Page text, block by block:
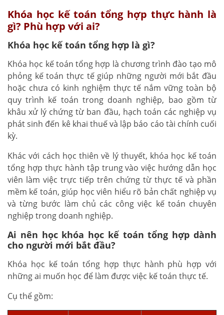
Khóa học kế toán tổng hợp thực hành là
gì? Phù hợp với ai?
Khóa học kế toán tổng hợp là gì?
Khóa học kế toán tổng hợp là chương trình đào tạo mô
phỏng kế toán thực tế giúp những người mới bắt đầu
hoặc chưa có kinh nghiệm thực tế nắm vững toàn bộ
quy trình kế toán trong doanh nghiệp, bao gồm từ
khâu xử lý chứng từ ban đầu, hạch toán các nghiệp vụ
phát sinh đến kê khai thuế và lập báo cáo tài chính cuối
kỳ.
Khác với cách học thiên về lý thuyết, khóa học kế toán
tổng hợp thực hành tập trung vào việc hướng dẫn học
viên làm việc trực tiếp trên chứng từ thực tế và phần
mềm kế toán, giúp học viên hiểu rõ bản chất nghiệp vụ
và từng bước làm chủ các công việc kế toán chuyên
nghiệp trong doanh nghiệp.
Ai nên học khóa học kế toán tổng hợp dành
cho người mới bắt đầu?
Khóa học kế toán tổng hợp thực hành phù hợp với
những ai muốn học để làm được việc kế toán thực tế.
Cụ thể gồm: